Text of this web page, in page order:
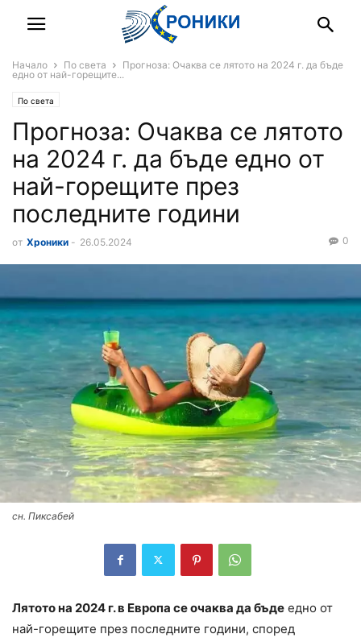
Начало По света
Прогноза: Очаква се лятото на 2024 г. да бъде
едно от най-горещите...
По света
Прогноза: Очаква се лятото
на 2024 г. да бъде едно от
най-горещите през
последните години
от Хроники - 26.05.2024 0
сн. Пиксабей
Лятото на 2024 г. в Европа се очаква да бъде едно от
най-горещите през последните години, според